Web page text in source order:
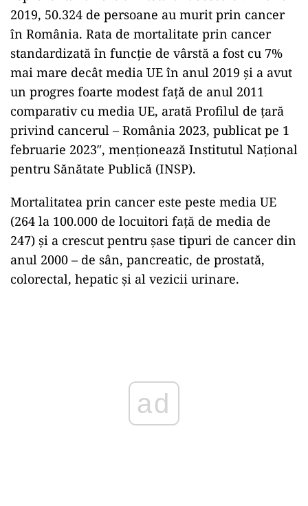
2019, 50.324 de persoane au murit prin cancer
în România. Rata de mortalitate prin cancer
standardizată în funcţie de vârstă a fost cu 7%
mai mare decât media UE în anul 2019 şi a avut
un progres foarte modest faţă de anul 2011
comparativ cu media UE, arată Profilul de ţară
privind cancerul – România 2023, publicat pe 1
februarie 2023″, menţionează Institutul Național
pentru Sănătate Publică (INSP).
Mortalitatea prin cancer este peste media UE
(264 la 100.000 de locuitori faţă de media de
247) şi a crescut pentru şase tipuri de cancer din
anul 2000 – de sân, pancreatic, de prostată,
colorectal, hepatic şi al vezicii urinare.